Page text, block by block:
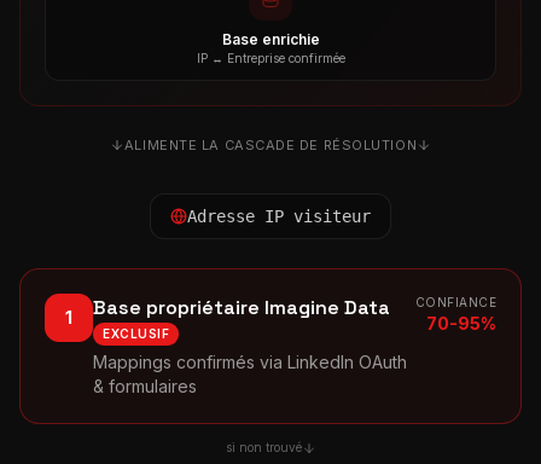
Base enrichie
IP ↔ Entreprise confirmée
ALIMENTE LA CASCADE DE RÉSOLUTION
Adresse IP visiteur
1 Base propriétaire Imagine Data
EXCLUSIF
Mappings confirmés via LinkedIn OAuth
& formulaires
CONFIANCE
70-95%
si non trouvé